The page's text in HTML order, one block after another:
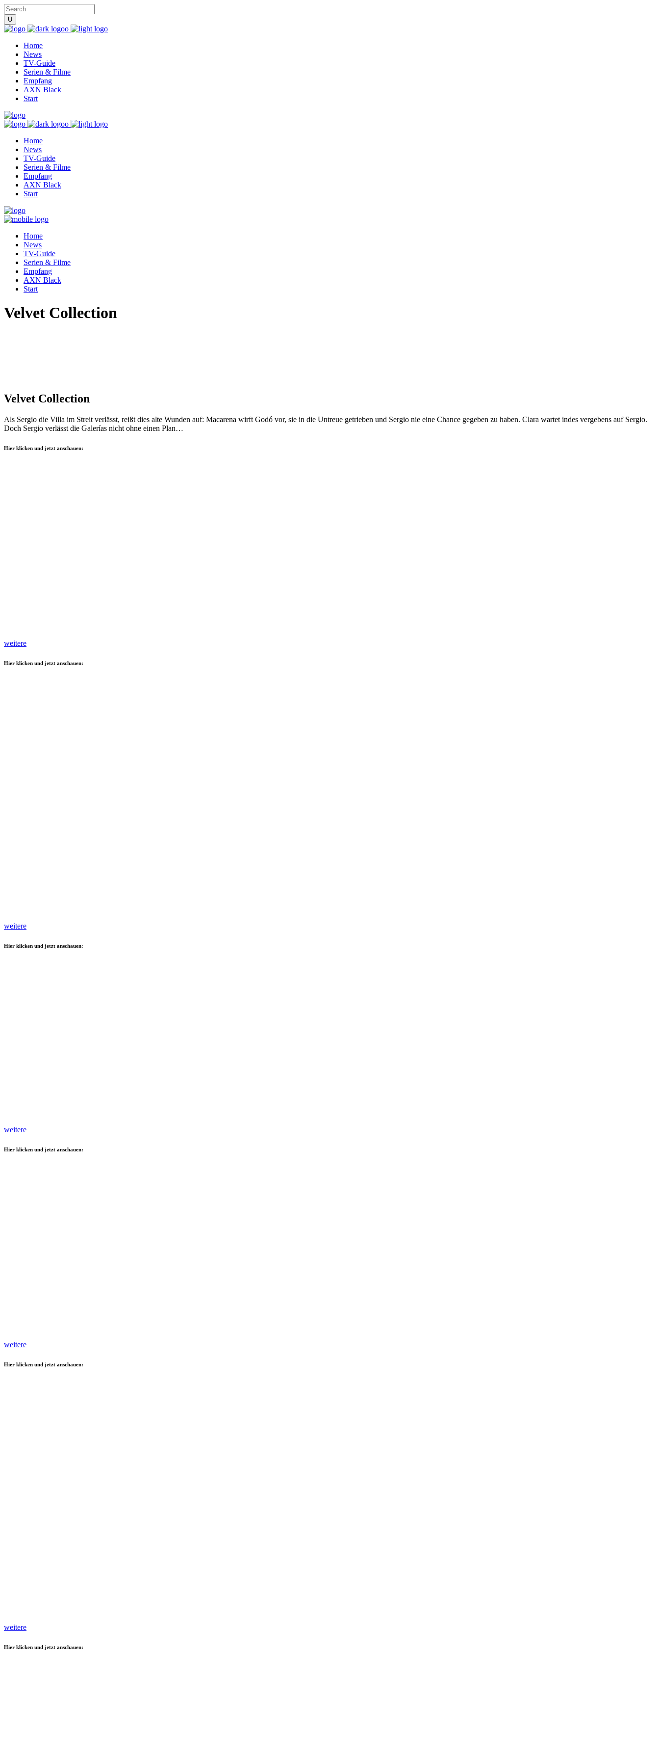
Home
News
TV-Guide
Serien & Filme
Empfang
AXN Black
Start
Home
News
TV-Guide
Serien & Filme
Empfang
AXN Black
Start
Home
News
TV-Guide
Serien & Filme
Empfang
AXN Black
Start
Velvet Collection
Velvet Collection
Als Sergio die Villa im Streit verlässt, reißt dies alte Wunden auf: Macarena wirft Godó vor, sie in die Untreue getrieben und Sergio nie eine Chance gegeben zu haben. Clara wartet indes vergebens auf Sergio.
Doch Sergio verlässt die Galerías nicht ohne einen Plan…
Hier klicken und jetzt anschauen:
weitere
Hier klicken und jetzt anschauen:
weitere
Hier klicken und jetzt anschauen:
weitere
Hier klicken und jetzt anschauen:
weitere
Hier klicken und jetzt anschauen:
weitere
Hier klicken und jetzt anschauen: